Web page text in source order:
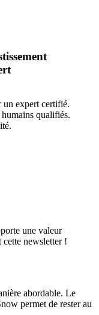
un expert certifié.
qualifiés.
une valeur
cette newsletter !
abordable. Le
permet de rester au